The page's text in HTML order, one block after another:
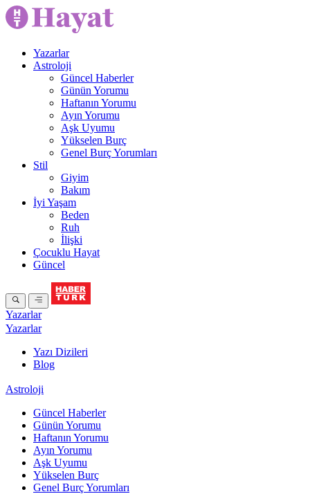
Yazarlar
Astroloji
Güncel Haberler
Günün Yorumu
Haftanın Yorumu
Ayın Yorumu
Aşk Uyumu
Yükselen Burç
Genel Burç Yorumları
Stil
Giyim
Bakım
İyi Yaşam
Beden
Ruh
İlişki
Çocuklu Hayat
Güncel
Yazarlar
Yazarlar
Yazı Dizileri
Blog
Astroloji
Güncel Haberler
Günün Yorumu
Haftanın Yorumu
Ayın Yorumu
Aşk Uyumu
Yükselen Burç
Genel Burç Yorumları